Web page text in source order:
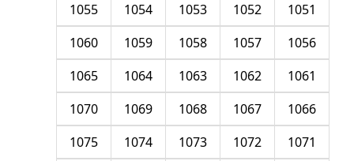
1051
1052
1053
1054
1055
1056
1057
1058
1059
1060
1061
1062
1063
1064
1065
1066
1067
1068
1069
1070
1071
1072
1073
1074
1075